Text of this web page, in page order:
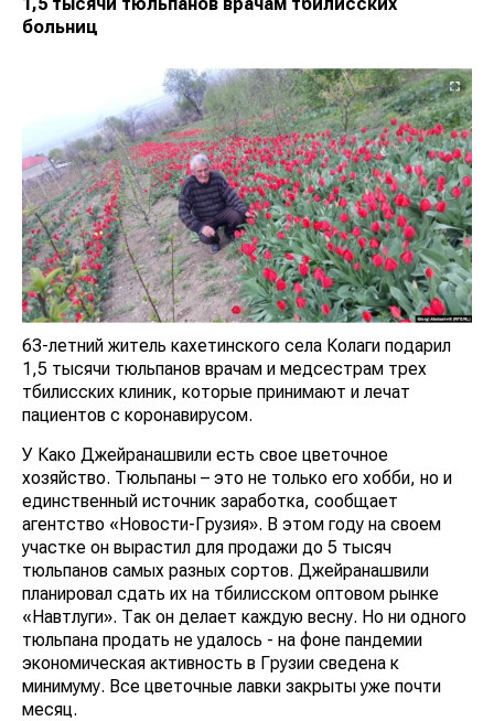
1,5 тысячи тюльпанов врачам тбилисских
больниц
63-летний житель кахетинского села Колаги подарил
1,5 тысячи тюльпанов врачам и медсестрам трех
тбилисских клиник, которые принимают и лечат
пациентов с коронавирусом.
У Како Джейранашвили есть свое цветочное
хозяйство. Тюльпаны – это не только его хобби, но и
единственный источник заработка, сообщает
агентство «Новости-Грузия». В этом году на своем
участке он вырастил для продажи до 5 тысяч
тюльпанов самых разных сортов. Джейранашвили
планировал сдать их на тбилисском оптовом рынке
«Навтлуги». Так он делает каждую весну. Но ни одного
тюльпана продать не удалось - на фоне пандемии
экономическая активность в Грузии сведена к
минимуму. Все цветочные лавки закрыты уже почти
месяц.